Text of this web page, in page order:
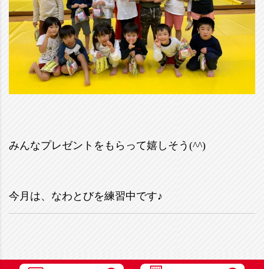
みんなプレゼントをもらって嬉しそう(^^)
今月は、なわとびを練習中です♪